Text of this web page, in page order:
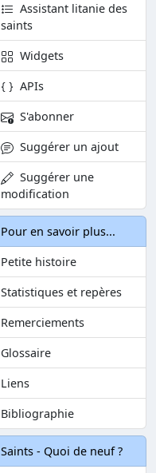
Assistant litanie des
saints
Widgets
APIs
S'abonner
Suggérer un ajout
Suggérer une
modification
Pour en savoir plus...
Petite histoire
Statistiques et repères
Remerciements
Glossaire
Liens
Bibliographie
Saints - Quoi de neuf ?